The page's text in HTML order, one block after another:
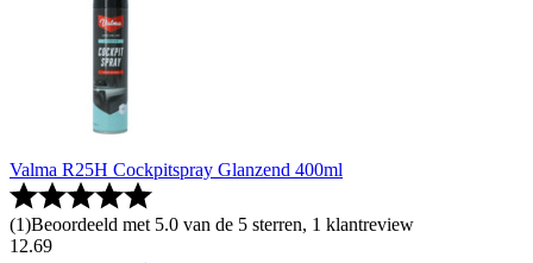
Valma R25H Cockpitspray Glanzend 400ml
(1)Beoordeeld met 5.0 van de 5 sterren, 1 klantreview
12.69